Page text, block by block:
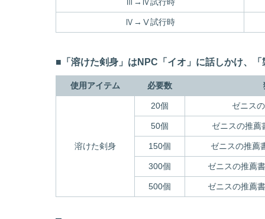
Ⅳ→Ⅴ試行時
■「溶けた剣身」はNPC「イオ」に話しかけ、
使用アイテム 必要数
溶けた剣身
20個 ゼニス
50個 ゼニスの推薦
150個 ゼニスの推薦
300個 ゼニスの推薦
500個 ゼニスの推薦